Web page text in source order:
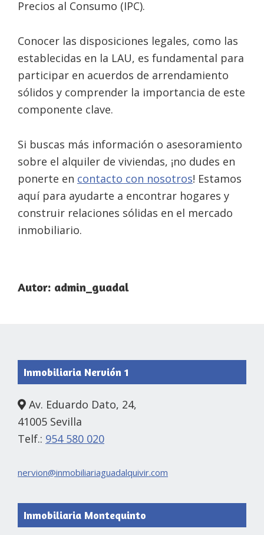
Precios al Consumo (IPC).
Conocer las disposiciones legales, como las
establecidas en la LAU, es fundamental para
participar en acuerdos de arrendamiento
sólidos y comprender la importancia de este
componente clave.
Si buscas más información o asesoramiento
sobre el alquiler de viviendas, ¡no dudes en
ponerte en contacto con nosotros! Estamos
aquí para ayudarte a encontrar hogares y
construir relaciones sólidas en el mercado
inmobiliario.
Autor: admin_guadal
FooterInmobiliaria Nervión 1
Av. Eduardo Dato, 24,
41005 Sevilla
Telf.: 954 580 020
nervion@inmobiliariaguadalquivir.com
Inmobiliaria Montequinto